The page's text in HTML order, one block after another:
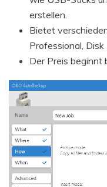
erstellen.
Bietet
Professional,
Der Preis beginnt